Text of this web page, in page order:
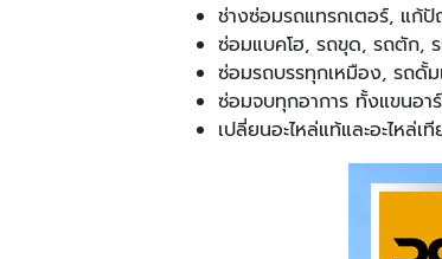
ช่างซ่อมรถแทรกเตอร์, แก้ปั
ซ่อมแบคโฮ, รถขุด, รถตัก,
ซ่อมรถบรรทุกเหมือง, รถดั้
ซ่อมจบทุกอาการ ทั้งแขนอา
เปลี่ยนอะไหล่แท้และอะไหล่เ